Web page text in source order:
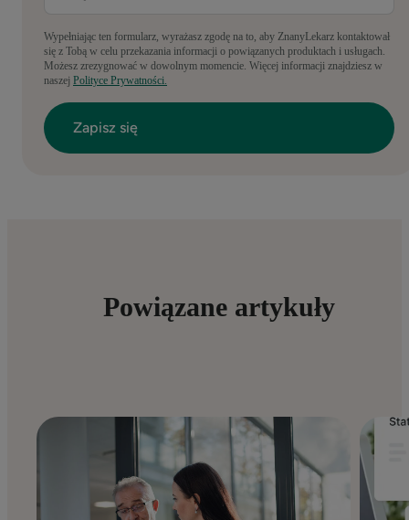
Wypełniając ten formularz, wyrażasz zgodę na to, aby ZnanyLekarz kontaktował
się z Tobą w celu przekazania informacji o powiązanych produktach i usługach.
Możesz zrezygnować w dowolnym momencie. Więcej informacji znajdziesz w
naszej Polityce Prywatności.
Powiązane artykuły